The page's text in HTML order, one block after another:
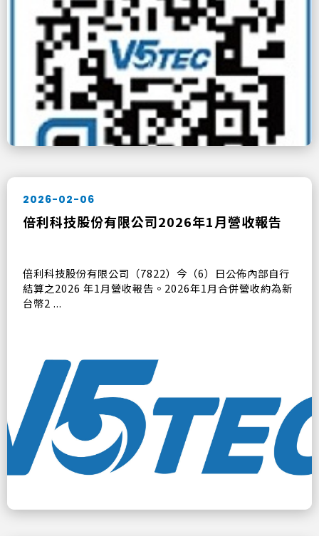
2026-02-06
倍利科技股份有限公司2026年1月營收報告
倍利科技股份有限公司（7822）今（6）日公佈內部自行
結算之2026 年1月營收報告。2026年1月合併營收約為新
台幣2 ...